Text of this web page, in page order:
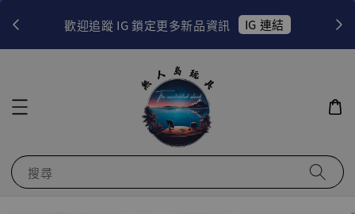
歡迎追蹤 IG 鎖定更多新品資訊 IG 連結
搜尋